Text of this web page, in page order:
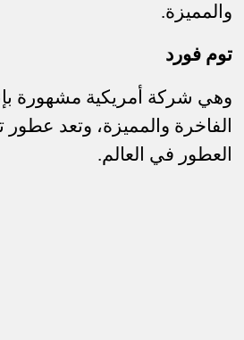
والمميزة.
توم فورد
وهي شركة أمريكية مشهورة
الفاخرة والمميزة، وتعد
العطور في العالم.